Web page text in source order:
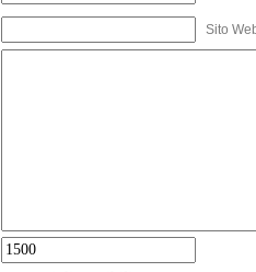
Sito